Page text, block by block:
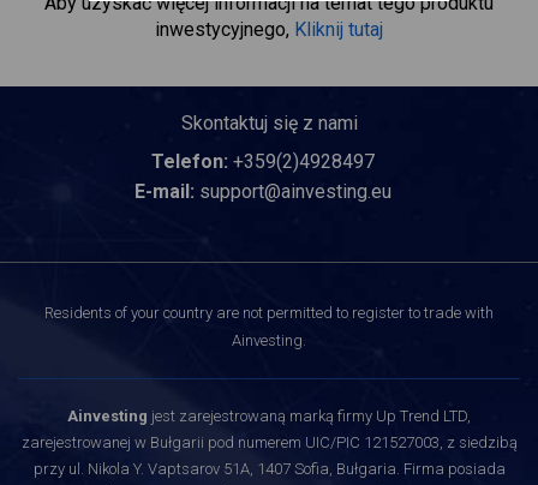
inwestycyjnego, Kliknij tutaj
Skontaktuj się z nami
Telefon: +359(2)4928497
E-mail: support@ainvesting.eu
Residents of your country are not permitted to register to trade with
Ainvesting.
Ainvesting jest zarejestrowaną marką firmy Up Trend LTD,
zarejestrowanej w Bułgarii pod numerem UIC/PIC 121527003, z siedzibą
przy ul. Nikola Y. Vaptsarov 51A, 1407 Sofia, Bułgaria. Firma posiada